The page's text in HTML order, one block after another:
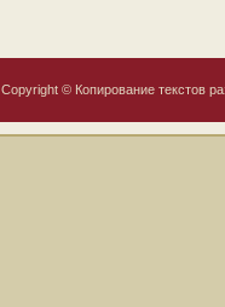
Copyright © Копирование текстов